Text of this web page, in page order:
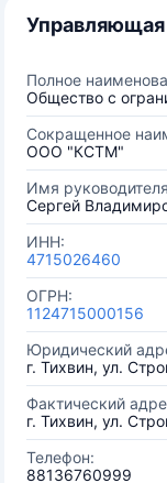
Полное
Общество с
Сокращенное
ООО "КСТМ"
Имя
Сергей
ИНН:
4715026460
ОГРН:
1124715000156
Юридический
г. Тихвин, ул.
Фактический
г. Тихвин, ул.
Телефон:
88136760999